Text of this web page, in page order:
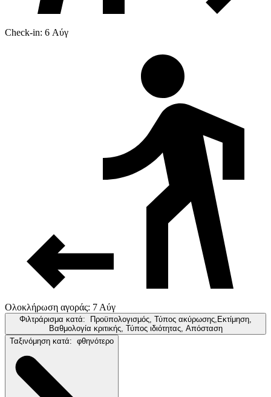
Check-in: 6 Αύγ
Ολοκλήρωση αγοράς: 7 Αύγ
Φιλτράρισμα κατά:
Προϋπολογισμός, Τύπος ακύρωσης,Εκτίμηση,
Βαθμολογία κριτικής, Τύπος ιδιότητας, Απόσταση
Ταξινόμηση κατά: φθηνότερο